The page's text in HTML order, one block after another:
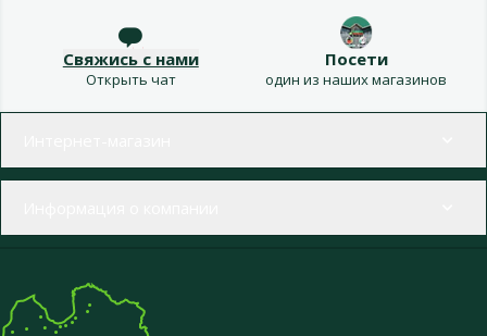
Свяжись с нами
Открыть чат
Посети
один из наших магазинов